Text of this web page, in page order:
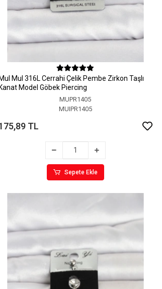
MuI MuI 316L Cerrahi Çelik Pembe Zirkon Taşlı
Kanat Model Göbek Piercing
MUPR1405
MUIPR1405
TL
Sepete Ekle